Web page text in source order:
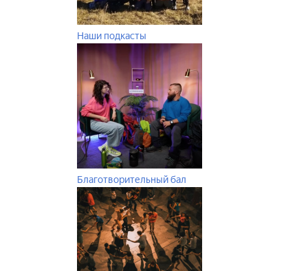
Наши подкасты
Благотворительный бал